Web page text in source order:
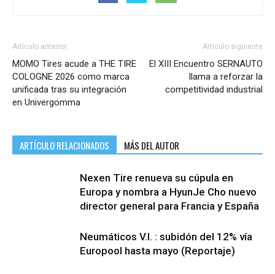
Artículo anterior
MOMO Tires acude a THE TIRE
COLOGNE 2026 como marca
unificada tras su integración
en Univergomma
Artículo siguiente
El XIII Encuentro SERNAUTO
llama a reforzar la
competitividad industrial
ARTÍCULO RELACIONADOS MÁS DEL AUTOR
Nexen Tire renueva su cúpula en
Europa y nombra a HyunJe Cho nuevo
director general para Francia y España
Neumáticos V.I. : subidón del 12% vía
Europool hasta mayo (Reportaje)